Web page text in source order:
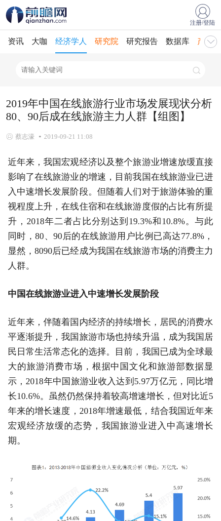
注册/登陆
资讯 大咖 经济学人 研究院 研究报告 数据库 产业
2019年中国在线旅游行业市场发展现状分析
80、90后成在线旅游主力人群【组图】
蔡志濠 2019-09-21 11:08
近年来，我国宏观经济以及整个旅游业增速放缓直接
影响了在线旅游业的增速，目前我国在线旅游业已进
入中速增长发展阶段。但随着人们对于旅游体验的重
视程度上升，在线住宿和在线旅游度假的占比有所提
升，2018年二者占比分别达到19.3%和10.8%。与此
同时，80、90后的在线旅游用户比例已高达77.8%，
显然，8090后已经成为我国在线旅游市场的消费主力
人群。
中国在线旅游业进入中速增长发展阶段
近年来，伴随着国内经济的持续增长，居民的消费水
平逐渐提升，我国旅游市场也持续升温，成为我国居
民日常生活常态化的选择。目前，我国已成为全球最
大的旅游消费市场，根据中国文化和旅游部数据显
示，2018年中国旅游业收入达到5.97万亿元，同比增
长10.6%。虽然仍然保持着较高增速增长，但对比近5
年来的增长速度，2018年增速最低，结合我国近年来
宏观经济放缓的态势，我国旅游业进入中高速增长
期。